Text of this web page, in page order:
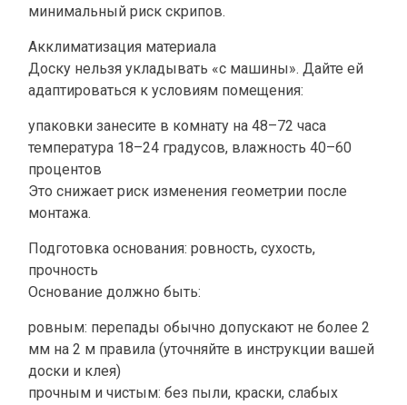
минимальный риск скрипов.
Акклиматизация материала
Доску нельзя укладывать «с машины». Дайте ей
адаптироваться к условиям помещения:
упаковки занесите в комнату на 48–72 часа
температура 18–24 градусов, влажность 40–60
процентов
Это снижает риск изменения геометрии после
монтажа.
Подготовка основания: ровность, сухость,
прочность
Основание должно быть:
ровным: перепады обычно допускают не более 2
мм на 2 м правила (уточняйте в инструкции вашей
доски и клея)
прочным и чистым: без пыли, краски, слабых